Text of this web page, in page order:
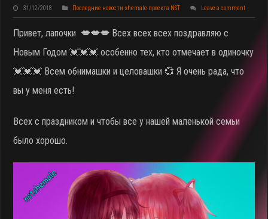
31/12/2018 Последние новости shemale-проекта NST Leave a comment
Привет, лапочки 💋💋💋 Всех всех всех поздравляю с
Новым Годом 💓💓💓 особенно тех, кто отмечает в одиночку
💓💓💓 Всем обнимашки и целовашки 💞 Я очень рада, что
вы у меня есть!
Всех с праздником и чтобы все у нашей маленькой семьи
было хорошо.